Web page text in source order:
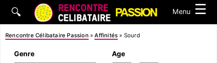
🔍 Menu ☰
Rencontre Célibataire Passion »Affinités » Sourd
Genre
Age